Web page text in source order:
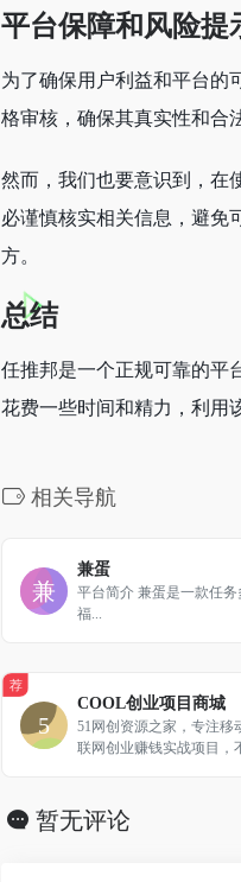
平台保障和风险提
为了确保用户利益和平台的
格审核，确保其真实性和合
然而，我们也要意识到，在
必谨慎核实相关信息，避免
方。
总结
任推邦是一个正规可靠的平
花费一些时间和精力，利用
相关导航
兼蛋
平台简介 兼蛋是一款任务
福...
荐
COOL创业项目商城
51网创资源之家，专注移
联网创业赚钱实战项目，
路。平台提供百万价值的
培训资料，精准引流爆粉实
暂无评论